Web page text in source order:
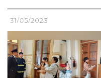
31/05/2023